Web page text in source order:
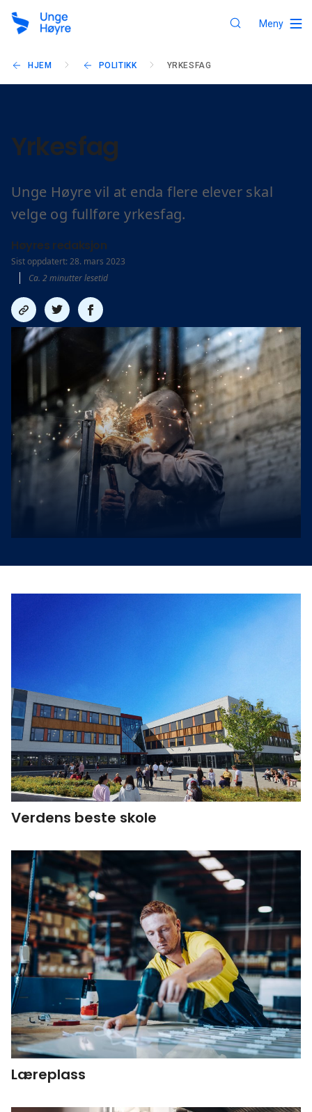
Meny
HJEM POLITIKK YRKESFAG
Yrkesfag
Unge Høyre vil at enda flere elever skal
velge og fullføre yrkesfag.
Høyres redaksjon
Sist oppdatert: 28. mars 2023
Ca. 2 minutter lesetid
Del
link
Del
på
twitter
Del
på
facebook
Verdens beste skole
Læreplass